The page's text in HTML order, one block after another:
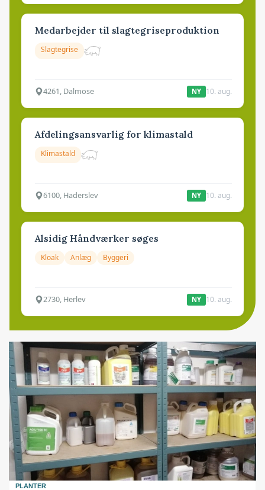
Medarbejder til slagtegriseproduktion
Slagtegrise
4261, Dalmose NY 10. aug.
Afdelingsansvarlig for klimastald
Klimastald
6100, Haderslev NY 10. aug.
Alsidig Håndværker søges
Kloak Anlæg Byggeri
2730, Herlev NY 10. aug.
PLANTER